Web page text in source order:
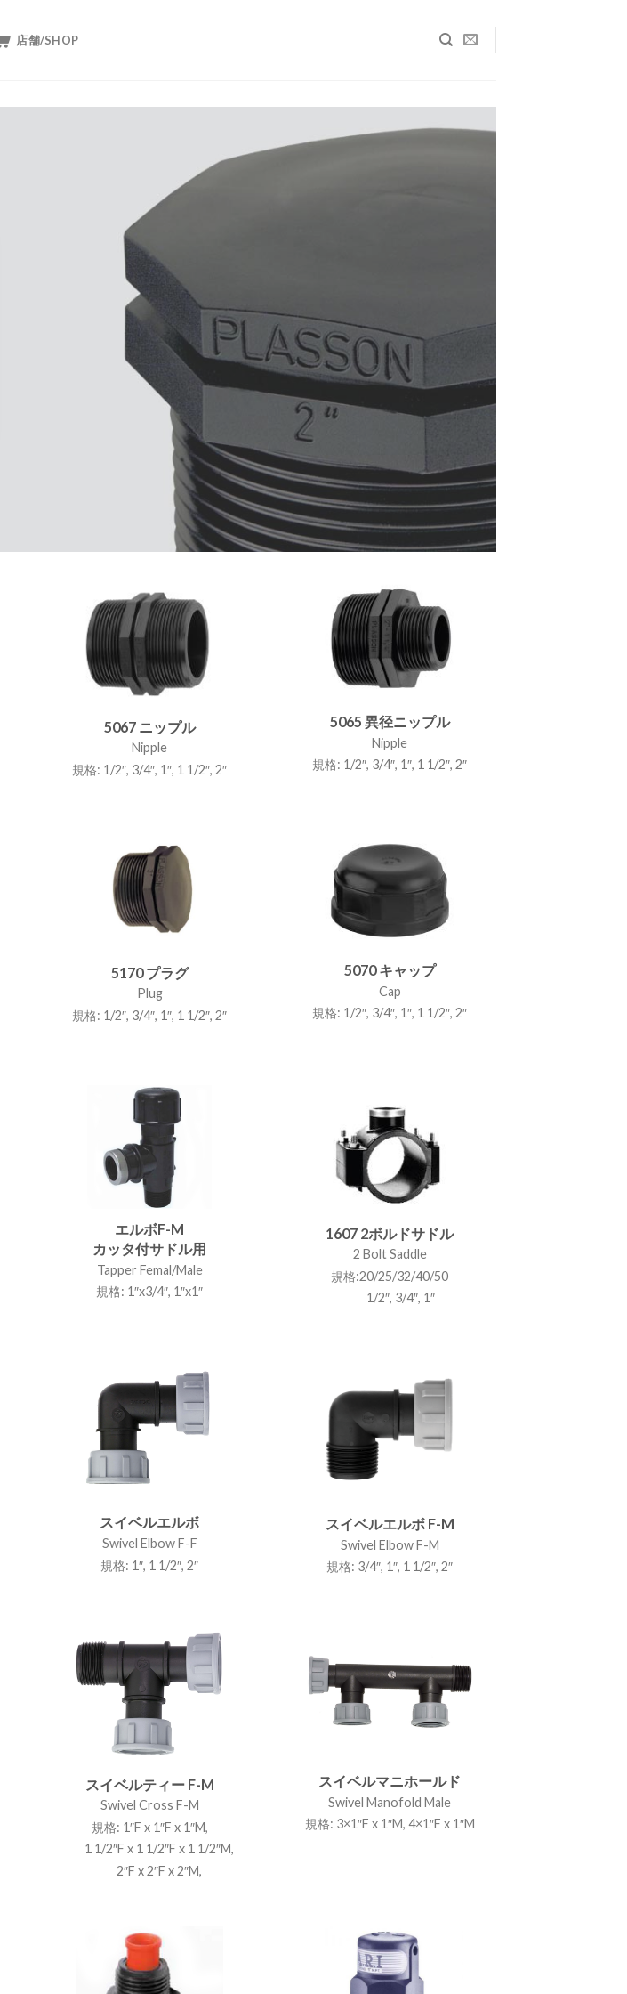
店舗/SHOP
5067 ニップル
Nipple
規格: 1/2″, 3/4″, 1″, 1 1/2″, 2″
5065 異径ニップル
Nipple
規格: 1/2″, 3/4″, 1″, 1 1/2″, 2″
5170 プラグ
Plug
規格: 1/2″, 3/4″, 1″, 1 1/2″, 2″
5070 キャップ
Cap
規格: 1/2″, 3/4″, 1″, 1 1/2″, 2″
エルボF-M
カッタ付サドル用
Tapper Femal/Male
規格: 1″x3/4″, 1″x1″
1607 2ボルドサドル
2 Bolt Saddle
規格:20/25/32/40/50
1/2″, 3/4″, 1″
スイベルエルボ
Swivel Elbow F-F
規格: 1″, 1 1/2″, 2″
スイベルエルボ F-M
Swivel Elbow F-M
規格: 3/4″, 1″, 1 1/2″, 2″
スイベルティー F-M
Swivel Cross F-M
規格: 1″F x 1″F x 1″M,
1 1/2″F x 1 1/2″F x 1 1/2″M,
2″F x 2″F x 2″M,
スイベルマニホールド
Swivel Manofold Male
規格: 3×1″F x 1″M, 4×1″F x 1″M